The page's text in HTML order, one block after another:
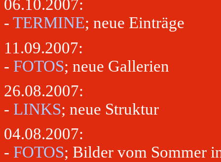
06.10.2007:
- TERMINE; neue Einträge
11.09.2007:
- FOTOS; neue Gallerien
26.08.2007:
- LINKS; neue Struktur
04.08.2007:
- FOTOS; Bilder vom Sommer